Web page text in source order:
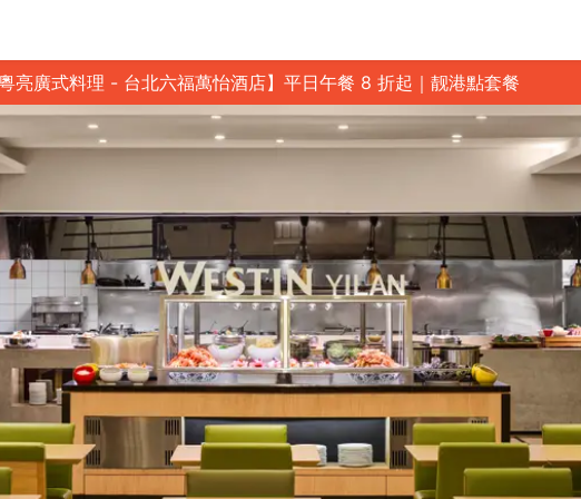
亮廣式料理 - 台北六福萬怡酒店】平日午餐 8 折起｜靓港點套餐